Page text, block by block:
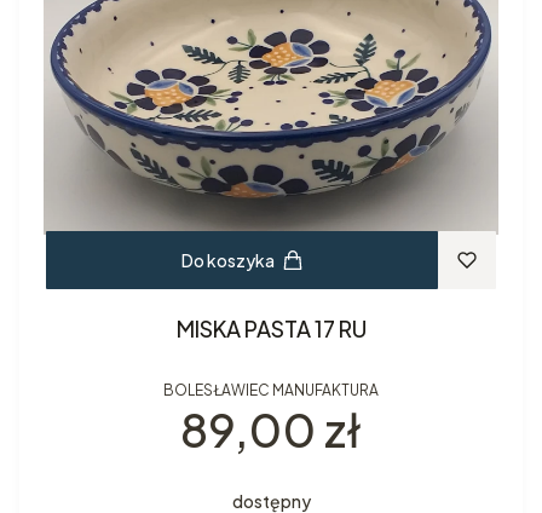
Do koszyka
MISKA PASTA 17 RU
BOLESŁAWIEC MANUFAKTURA
Cena
89,00 zł
dostępny